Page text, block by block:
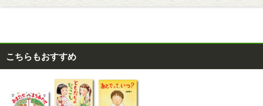
こちらもおすすめ